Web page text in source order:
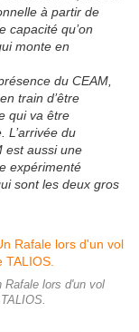
à partir de
capacité qu’on
monte en
du CEAM,
train d’être
qui va être
L’arrivée du
est aussi une
expérimenté
sont les deux gros
lors d'un vol